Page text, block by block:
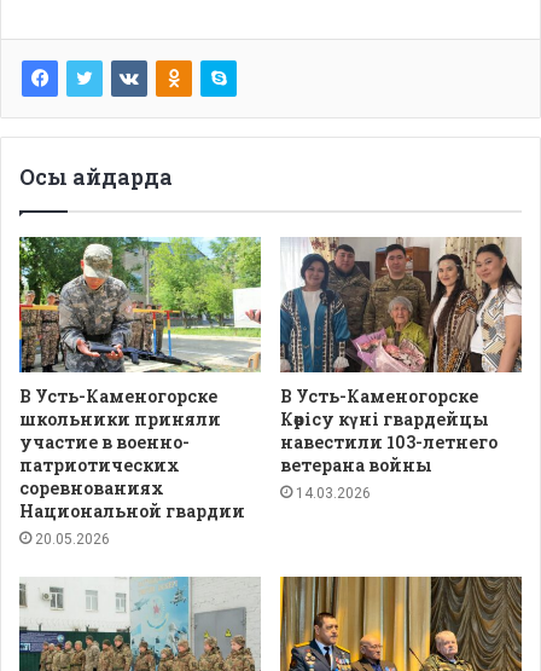
Осы айдарда
В Усть-Каменогорске
школьники приняли
участие в военно-
патриотических
соревнованиях
Национальной гвардии
20.05.2026
В Усть-Каменогорске
Көрісу күні гвардейцы
навестили 103-летнего
ветерана войны
14.03.2026